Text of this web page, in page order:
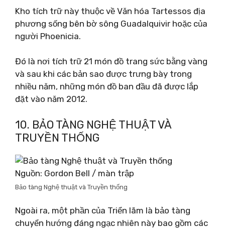
Kho tích trữ này thuộc về Văn hóa Tartessos địa
phương sống bên bờ sông Guadalquivir hoặc của
người Phoenicia.
Đó là nơi tích trữ 21 món đồ trang sức bằng vàng
và sau khi các bản sao được trưng bày trong
nhiều năm, những món đồ ban đầu đã được lắp
đặt vào năm 2012.
10. BẢO TÀNG NGHỆ THUẬT VÀ
TRUYỀN THỐNG
Nguồn: Gordon Bell / màn trập
Bảo tàng Nghệ thuật và Truyền thống
Ngoài ra, một phần của Triển lãm là bảo tàng
chuyển hướng đáng ngạc nhiên này bao gồm các